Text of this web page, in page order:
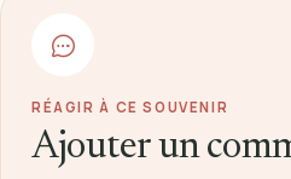
RÉAGIR À CE SOUVENIR
Ajouter un